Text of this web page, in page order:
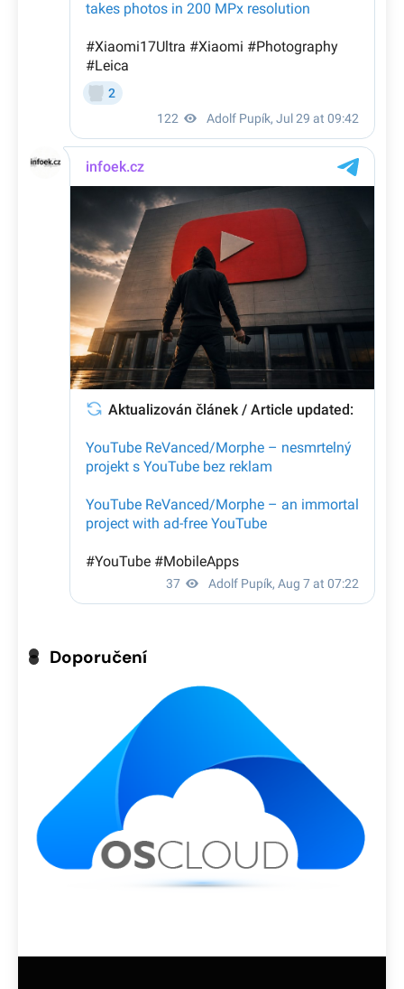
Doporučení